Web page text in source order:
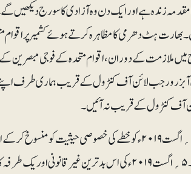
زندہ ہے اور ایک دن وہ آزادی کا سورج دیکھیں
ہٹ دھرمی کا مظاہرہ کرتے ہوئے کشمیر پر اقوام
میں ملازمت کے دوران، اقوام متحدہ کے فوجی
ملٹری آبزرور جب لائن آف کنٹرول کے قریب ہماری طرف
آف کنٹرول کے قریب نہ آئیں۔
’ہندوتوا‘ کے فلسفے کو فروغ دینے والے بھارتی وزیر اعظم مودی نے ۵؍ اگست ۲۰۱۹ء کو
ہندستانی ریاست کا حصہ بنا کر اپنے تمام پیش روؤں کو پیچھے چھوڑ دیا ہے۔ ۵؍اگست ۲۰۱۹ء